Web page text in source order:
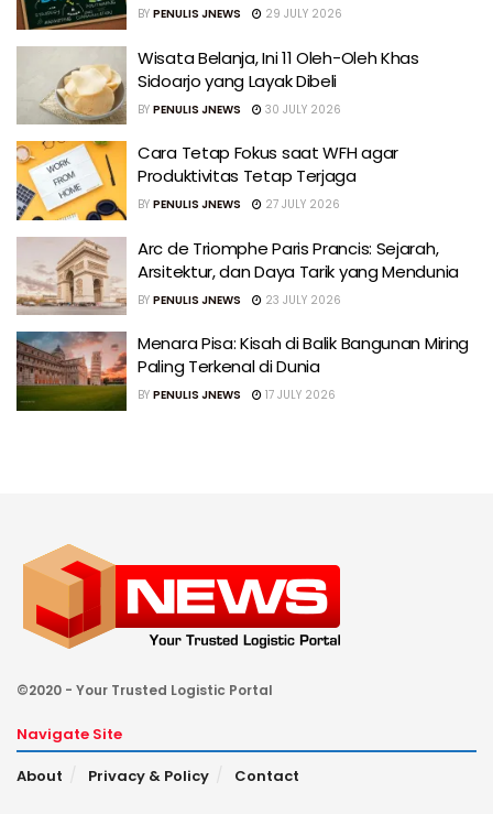
BY PENULIS JNEWS 29 JULY 2026
Wisata Belanja, Ini 11 Oleh-Oleh Khas
Sidoarjo yang Layak Dibeli
BY PENULIS JNEWS 30 JULY 2026
Cara Tetap Fokus saat WFH agar
Produktivitas Tetap Terjaga
BY PENULIS JNEWS 27 JULY 2026
Arc de Triomphe Paris Prancis: Sejarah,
Arsitektur, dan Daya Tarik yang Mendunia
BY PENULIS JNEWS 23 JULY 2026
Menara Pisa: Kisah di Balik Bangunan Miring
Paling Terkenal di Dunia
BY PENULIS JNEWS 17 JULY 2026
©2020 - Your Trusted Logistic Portal
Navigate Site
About
Privacy & Policy Contact